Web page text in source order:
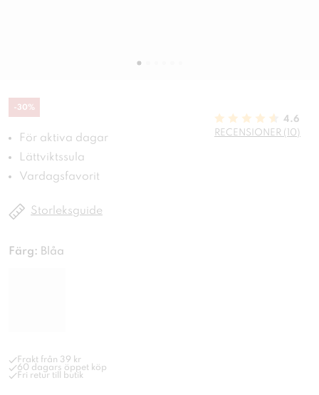
-30%
För aktiva dagar
Lättviktssula
Vardagsfavorit
4.6
RECENSIONER (10)
Storleksguide
Färg: Blåa
Frakt från 39 kr
60 dagars öppet köp
Fri retur till butik